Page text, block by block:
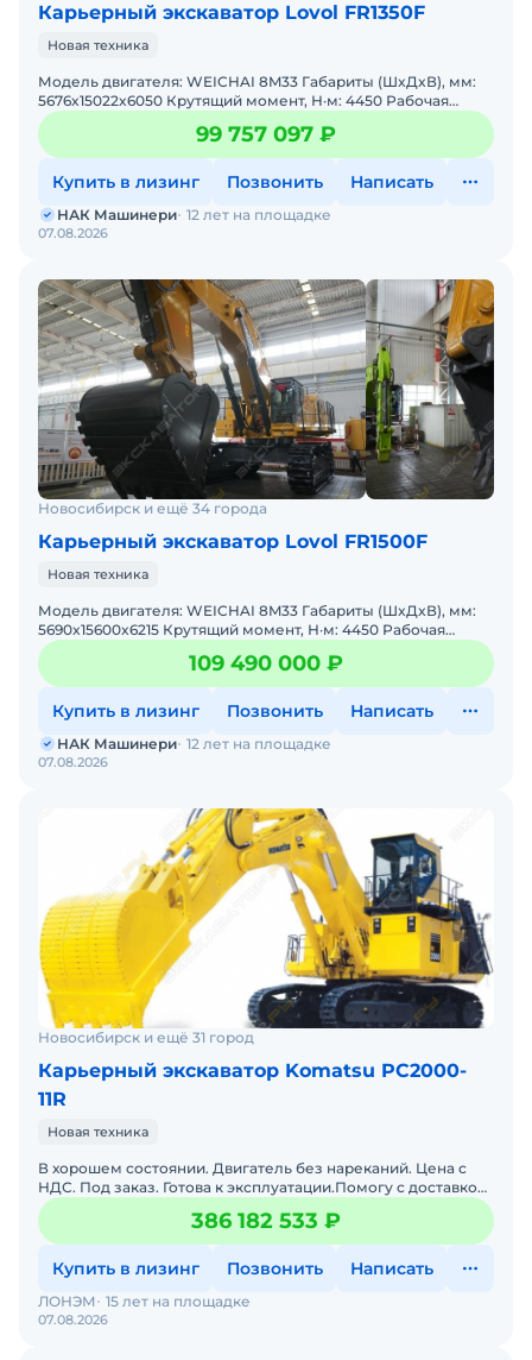
Карьерный экскаватор Lovol FR1350F
Новая техника
Модель двигателя: WEICHAI 8M33 Габариты (ШxДxВ), мм:
5676x15022x6050 Крутящий момент, Н·м: 4450 Рабочая
99 757 097 ₽
Купить в лизинг Позвонить Написать
07.08.2026
НАК Машинери 12 лет на площадке
Новосибирск и ещё 34 города
Карьерный экскаватор Lovol FR1500F
Новая техника
Модель двигателя: WEICHAI 8M33 Габариты (ШxДxВ), мм:
5690x15600x6215 Крутящий момент, Н·м: 4450 Рабочая
109 490 000 ₽
Купить в лизинг Позвонить Написать
07.08.2026
НАК Машинери 12 лет на площадке
Новосибирск и ещё 31 город
Карьерный экскаватор Komatsu PC2000-
11R
Новая техника
В хорошем состоянии. Двигатель без нареканий. Цена с
НДС. Под заказ. Готова к эксплуатации.Помогу с доставкой.
Гарантия 12 месяцев. Не требует вложений. Полная
386 182 533 ₽
Купить в лизинг Позвонить Написать
07.08.2026
ЛОНЭМ 15 лет на площадке